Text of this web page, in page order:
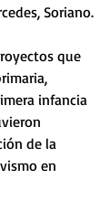
Soriano.
que
infancia
de la
en